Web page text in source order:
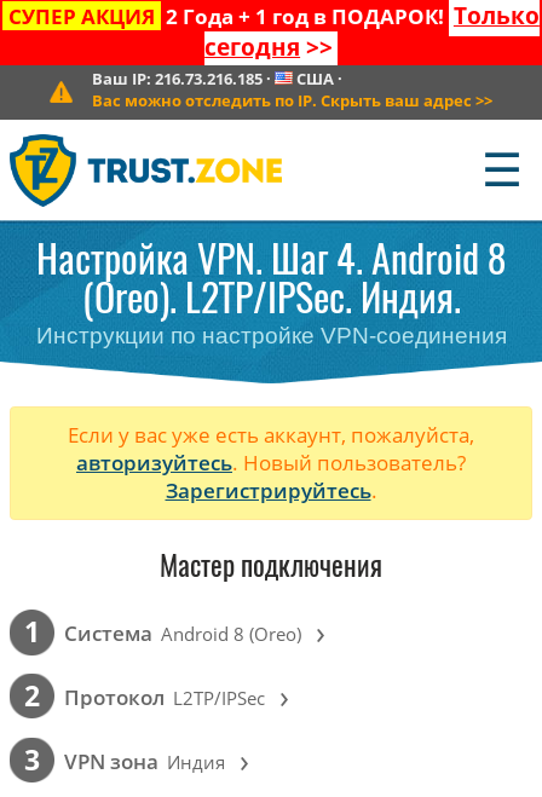
СУПЕР АКЦИЯ 2 Года + 1 год в ПОДАРОК! Только
сегодня >>
Ваш IP: 216.73.216.185· США·
Вас можно отследить по IP. Скрыть ваш адрес >>
☰
Настройка VPN. Шаг 4. Android 8
(Oreo). L2TP/IPSec. Индия.
Инструкции по настройке VPN-соединения
Если у вас уже есть аккаунт, пожалуйста,
авторизуйтесь. Новый пользователь?
Зарегистрируйтесь.
Мастер подключения
1 Cистема Android 8 (Oreo) ›
2 Протокол L2TP/IPSec ›
3 VPN зона Индия ›